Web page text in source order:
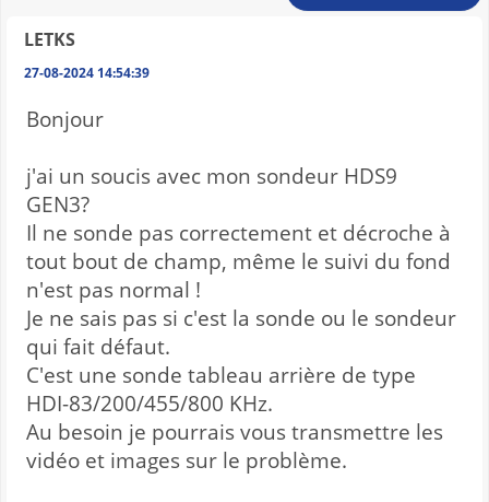
LETKS
27-08-2024 14:54:39
Bonjour
j'ai un soucis avec mon sondeur HDS9
GEN3?
Il ne sonde pas correctement et décroche à
tout bout de champ, même le suivi du fond
n'est pas normal !
Je ne sais pas si c'est la sonde ou le sondeur
qui fait défaut.
C'est une sonde tableau arrière de type
HDI-83/200/455/800 KHz.
Au besoin je pourrais vous transmettre les
vidéo et images sur le problème.